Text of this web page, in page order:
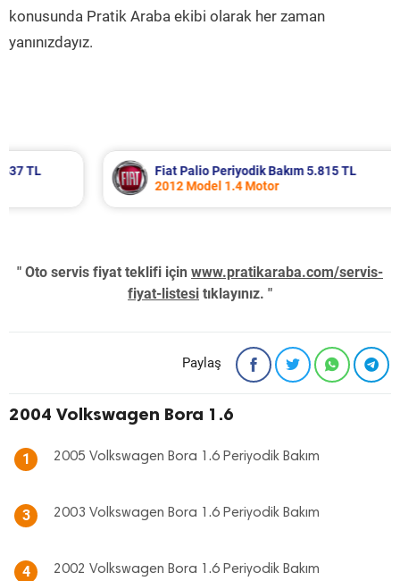
konusunda Pratik Araba ekibi olarak her zaman
yanınızdayız.
Fiat Palio Periyodik Bakım 5.815 TL
2012 Model 1.4 Motor
" Oto servis fiyat teklifi için www.pratikaraba.com/servis-
fiyat-listesi tıklayınız. "
Paylaş
2004 Volkswagen Bora 1.6
1 2005 Volkswagen Bora 1.6 Periyodik Bakım
3 2003 Volkswagen Bora 1.6 Periyodik Bakım
4 2002 Volkswagen Bora 1.6 Periyodik Bakım